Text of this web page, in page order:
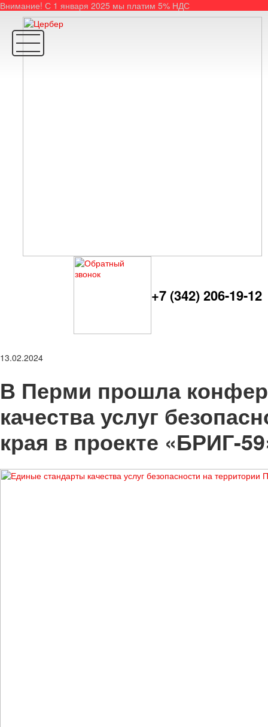
Внимание! С 1 января 2025 мы платим 5% НДС
+7 (342) 206-19-12
13.02.2024
В Перми прошла
качества услуг
края в проекте «БРИГ-